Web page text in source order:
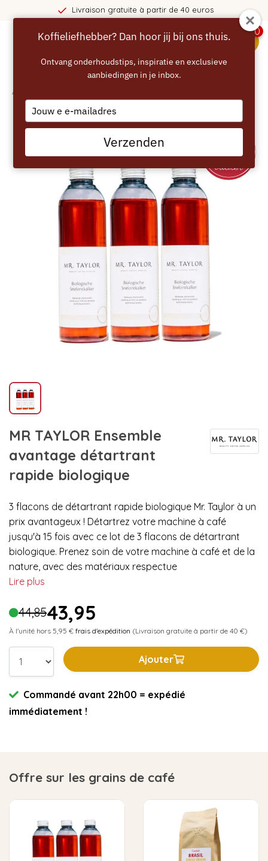
Livraison gratuite à partir de 40 euros
0
Accueil
MR TAYLOR Ensemble
avantage détartrant
rapide biologique
3 flacons de détartrant rapide biologique Mr. Taylor à un
prix avantageux ! Détartrez votre machine à café
jusqu'à 15 fois avec ce lot de 3 flacons de détartrant
biologique. Prenez soin de votre machine à café et de la
nature, avec des matériaux respectue
Lire plus
44,8543,95
À l'unité hors 5,95 € frais d'expédition (Livraison gratuite à partir de 40 €)
Ajouter
Commandé avant 22h00 = expédié
immédiatement !
Offre sur les grains de café
Koffieliefhebber? Dan hoor jij bij ons thuis.
Ontvang onderhoudstips, inspiratie en exclusieve
aanbiedingen in je inbox.
Type
your
email
Verzenden